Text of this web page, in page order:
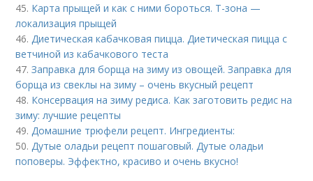
45. Карта прыщей и как с ними бороться. Т-зона —
локализация прыщей
46.Диетическая кабачковая пицца. Диетическая пицца с
ветчиной из кабачкового теста
47.Заправка для борща на зиму из овощей. Заправка для
борща из свеклы на зиму – очень вкусный рецепт
48. Консервация на зиму редиса. Как заготовить редис на
зиму: лучшие рецепты
49.Домашние трюфели рецепт. Ингредиенты:
50.Дутые оладьи рецепт пошаговый. Дутые оладьи
поповеры. Эффектно, красиво и очень вкусно!